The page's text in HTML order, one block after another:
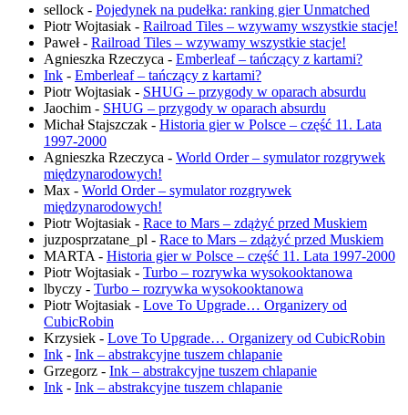
sellock - Pojedynek na pudełka: ranking gier Unmatched
Piotr Wojtasiak - Railroad Tiles – wzywamy wszystkie stacje!
Paweł- Railroad Tiles – wzywamy wszystkie stacje!
Agnieszka Rzeczyca - Emberleaf – tańczący z kartami?
Ink - Emberleaf – tańczący z kartami?
Piotr Wojtasiak - SHUG – przygody w oparach absurdu
Jaochim - SHUG – przygody w oparach absurdu
Michał Stajszczak - Historia gier w Polsce – część 11. Lata
1997-2000
Agnieszka Rzeczyca - World Order – symulator rozgrywek
międzynarodowych!
Max - World Order – symulator rozgrywek
międzynarodowych!
Piotr Wojtasiak - Race to Mars – zdążyć przed Muskiem
juzposprzatane_pl - Race to Mars – zdążyć przed Muskiem
MARTA - Historia gier w Polsce – część 11. Lata 1997-2000
Piotr Wojtasiak - Turbo – rozrywka wysokooktanowa
lbyczy - Turbo – rozrywka wysokooktanowa
Piotr Wojtasiak - Love To Upgrade… Organizery od
CubicRobin
Krzysiek - Love To Upgrade… Organizery od CubicRobin
Ink - Ink – abstrakcyjne tuszem chlapanie
Grzegorz - Ink – abstrakcyjne tuszem chlapanie
Ink - Ink – abstrakcyjne tuszem chlapanie